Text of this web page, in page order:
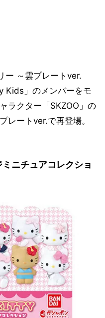
ー ～雲プレートver.
Kids」のメンバーをモ
ラクター「SKZOO」の
レートver.で再登場。
ニチュアコレクショ